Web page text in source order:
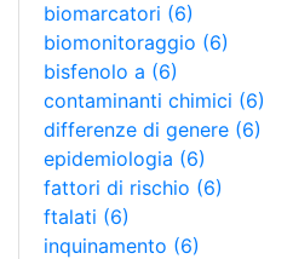
biomarcatori (6)
biomonitoraggio (6)
bisfenolo a (6)
contaminanti chimici (6)
differenze di genere (6)
epidemiologia (6)
fattori di rischio (6)
ftalati (6)
inquinamento (6)